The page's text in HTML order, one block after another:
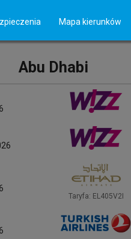
Mapa kierunków
Arabskie
Abu Dhabi
Taryfa: EL405V2I